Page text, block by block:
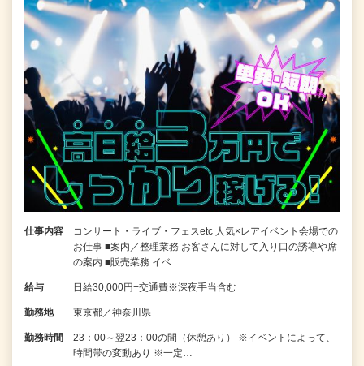
仕事内容
コンサート・ライブ・フェスetc 人気×レアイベント会場での
お仕事 ■案内／整理業務 お客さんに対して入り口の誘導や席
の案内 ■販売業務 イベ…
給与 日給30,000円+交通費※深夜手当含む
勤務地 東京都／神奈川県
勤務時間
23：00～翌23：00の間（休憩あり） ※イベントによって、
時間帯の変動あり ※一定…